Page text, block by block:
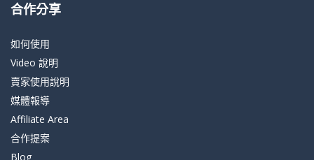
合作分享
如何使用
Video 說明
賣家使用說明
媒體報導
Affiliate Area
合作提案
Blog